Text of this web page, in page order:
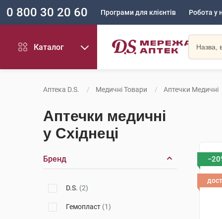
0 800 30 20 60 Програми для клієнтів Робота у
Каталог
Аптека D.S. Медичні Товари Аптечки Медичні
Аптечки медичні
у Східнеці
Бренд
D.S. (2)
Гемопласт (1)